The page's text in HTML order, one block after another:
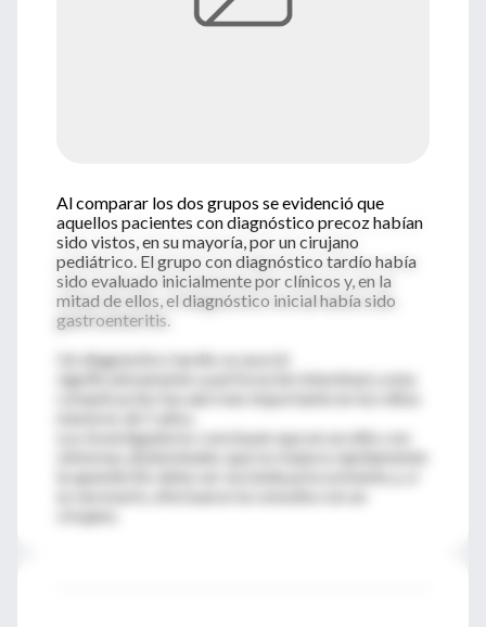
Al comparar los dos grupos se evidenció que
aquellos pacientes con diagnóstico precoz habían
sido vistos, en su mayoría, por un cirujano
pediátrico. El grupo con diagnóstico tardío había
sido evaluado inicialmente por clínicos y, en la
mitad de ellos, el diagnóstico inicial había sido
gastroenteritis.
Un diagnóstico tardío se asoció
significativamente a perforación intestinal y esta
Los investigadores concluyen que en un niño con
síntomas abdominales que no mejora rápidamente